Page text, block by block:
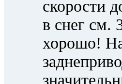
скорости
в снег см.
хорошо!